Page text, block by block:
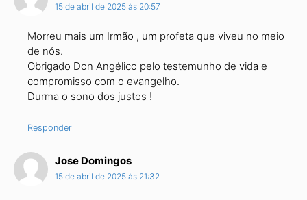
15 de abril de 2025 às 20:57
Morreu mais um Irmão , um profeta que viveu no meio
de nós.
Obrigado Don Angélico pelo testemunho de vida e
compromisso com o evangelho.
Durma o sono dos justos !
Responder
Jose Domingos
15 de abril de 2025 às 21:32